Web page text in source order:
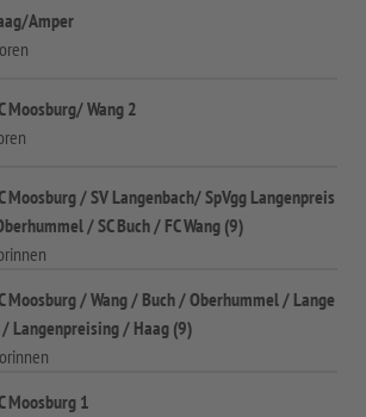
Amper
Moosburg/ Wang 2
Moosburg / SV Langenbach/ SpVgg Langenpreis
/ SC Buch / FC Wang (9)
Moosburg / Wang / Buch / Oberhummel / Lange
/ Langenpreising / Haag (9)
Moosburg 1